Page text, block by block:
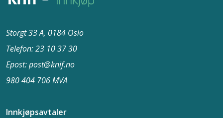
Storgt 33 A, 0184 Oslo
Telefon: 23 10 37​ 30
Epost: post@knif.no
980 404 706 MVA
Innkjøpsavtaler